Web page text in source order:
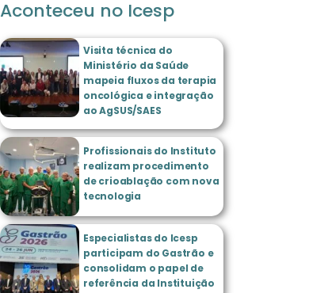
Aconteceu no Icesp
Visita técnica do
Ministério da Saúde
mapeia fluxos da terapia
oncológica e integração
ao AgSUS/SAES
Profissionais do Instituto
realizam procedimento
de crioablação com nova
tecnologia
Especialistas do Icesp
participam do Gastrão e
consolidam o papel de
referência da Instituição